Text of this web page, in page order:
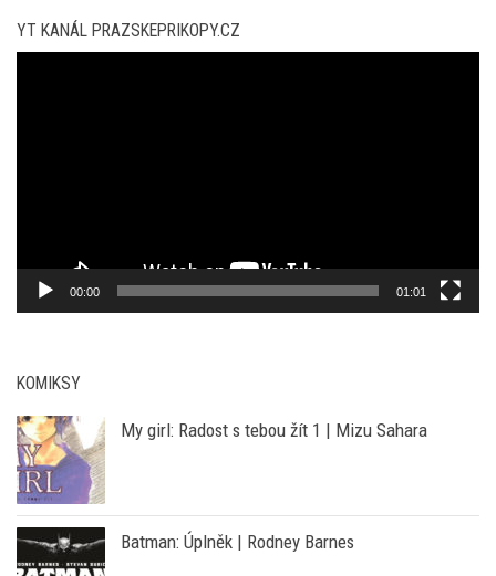
YT KANÁL PRAZSKEPRIKOPY.CZ
00:00 01:01
KOMIKSY
My girl: Radost s tebou žít 1 | Mizu Sahara
Batman: Úplněk | Rodney Barnes